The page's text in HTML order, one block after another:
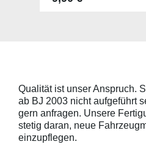
beigelegter Anleitung)
diese danach auflegen
anstreichen -
Lackschutzfolie mittels
erwärmen und von der
heraus in alle Richtungen
Qualität ist unser Anspruch.
ab BJ 2003 nicht aufgeführt
gern anfragen. Unsere
stetig daran, neue
einzupflegen.